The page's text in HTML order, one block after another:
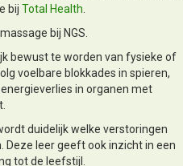
bij Total Health
bij NGS.
bewust te worden van fysieke of
voelbare blokkades in spieren,
in organen met
duidelijk welke verstoringen
Deze leer geeft ook inzicht in een
tot de leefstijl.